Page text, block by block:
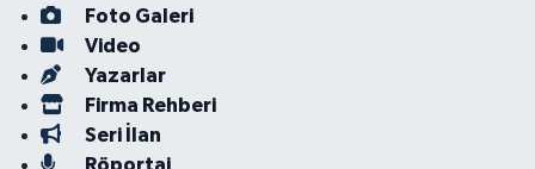
Foto Galeri
Video
Yazarlar
Firma Rehberi
Seri İlan
Röportaj